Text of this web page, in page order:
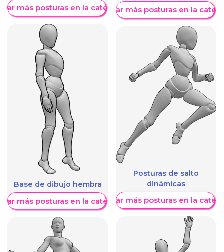
más posturas en la categoría
Base de dibujo hembra
más posturas en la categoría
Mostrar más posturas en la
Posturas de salto
dinámicas
Mostrar más posturas en la